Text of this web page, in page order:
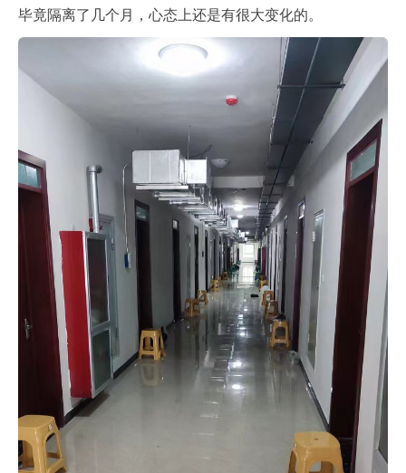
毕竟隔离了几个月，心态上还是有很大变化的。